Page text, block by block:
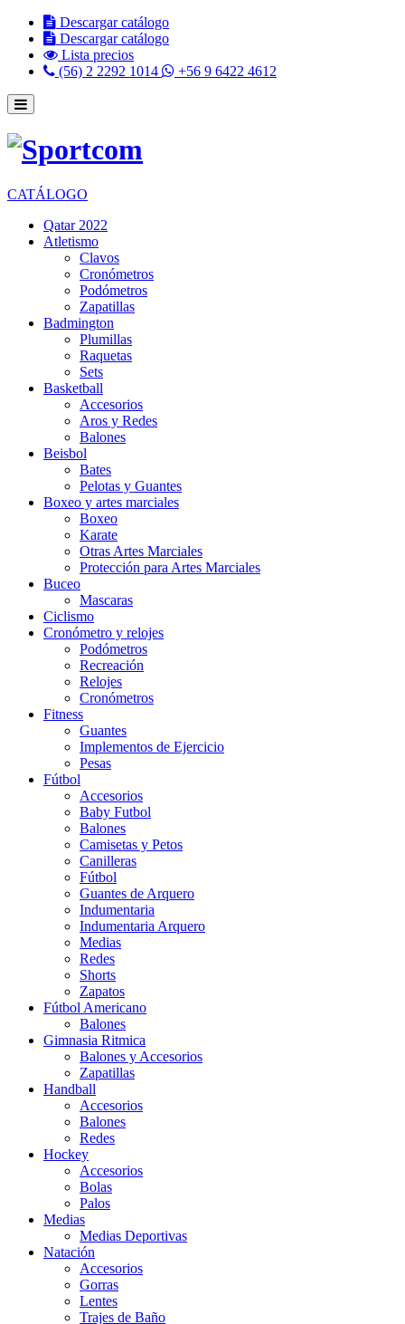
Descargar catálogo
Descargar catálogo
Lista precios
(56) 2 2292 1014
+56 9 6422 4612
CATÁLOGO
Qatar 2022
Atletismo
Clavos
Cronómetros
Podómetros
Zapatillas
Badmington
Plumillas
Raquetas
Sets
Basketball
Accesorios
Aros y Redes
Balones
Beisbol
Bates
Pelotas y Guantes
Boxeo y artes marciales
Boxeo
Karate
Otras Artes Marciales
Protección para Artes Marciales
Buceo
Mascaras
Ciclismo
Cronómetro y relojes
Podómetros
Recreación
Relojes
Cronómetros
Fitness
Guantes
Implementos de Ejercicio
Pesas
Fútbol
Accesorios
Baby Futbol
Balones
Camisetas y Petos
Canilleras
Fútbol
Guantes de Arquero
Indumentaria
Indumentaria Arquero
Medias
Redes
Shorts
Zapatos
Fútbol Americano
Balones
Gimnasia Ritmica
Balones y Accesorios
Zapatillas
Handball
Accesorios
Balones
Redes
Hockey
Accesorios
Bolas
Palos
Medias
Medias Deportivas
Natación
Accesorios
Gorras
Lentes
Trajes de Baño